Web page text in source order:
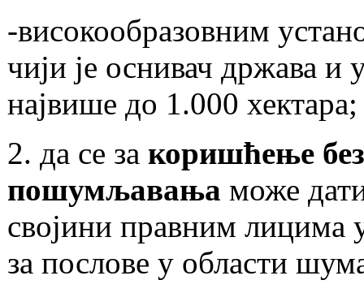
-високообразовним
чији је оснивач држава и
највише до 1.000 хектара;
2. да се за коришћење
пошумљавања може
својини правним лицима
за послове у области